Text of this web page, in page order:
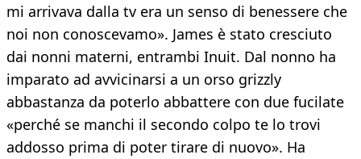
mi arrivava dalla tv era un senso di benessere che
noi non conoscevamo». James è stato cresciuto
dai nonni materni, entrambi Inuit. Dal nonno ha
imparato ad avvicinarsi a un orso grizzly
abbastanza da poterlo abbattere con due fucilate
«perché se manchi il secondo colpo te lo trovi
addosso prima di poter tirare di nuovo». Ha